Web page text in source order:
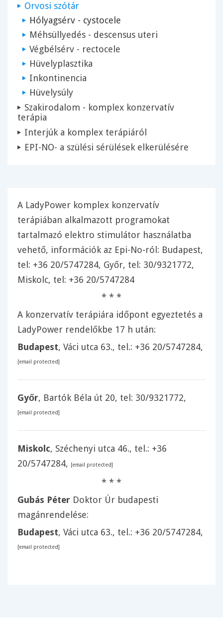
Orvosi szótár
Hólyagsérv - cystocele
Méhsüllyedés - descensus uteri
Végbélsérv - rectocele
Hüvelyplasztika
Inkontinencia
Hüvelysúly
Szakirodalom - komplex konzervatív
terápia
Interjúk a komplex terápiáról
EPI-NO- a szülési sérülések elkerülésére
A LadyPower komplex konzervatív
terápiában alkalmazott programokat
tartalmazó elektro stimulátor használatba
vehető, információk az Epi-No-ról: Budapest,
tel: +36 20/5747284, Győr, tel: 30/9321772,
Miskolc, tel: +36 20/5747284
* * *
A konzervatív terápiára időpont egyeztetés a
LadyPower rendelőkbe 17 h után:
Budapest, Váci utca 63., tel.: +36 20/5747284,
[email protected]
Győr, Bartók Béla út 20, tel: 30/9321772,
[email protected]
Miskolc, Széchenyi utca 46., tel.: +36
20/5747284, [email protected]
* * *
Gubás Péter Doktor Úr budapesti
magánrendelése:
Budapest, Váci utca 63., tel.: +36 20/5747284,
[email protected]